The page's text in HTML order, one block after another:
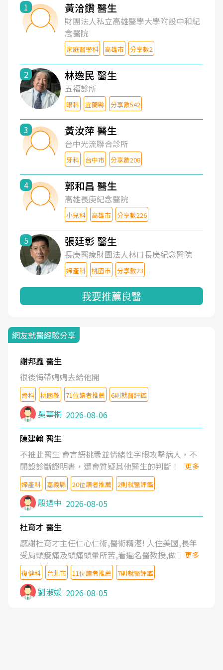
1 黃洽鑽 醫生
財團法人私立高雄醫學大學附設中和紀
念醫院
家庭醫學科 高雄市 分享數2
2 林逸民 醫生
五福診所
眼科 宜蘭縣 分享數542
3 黃汝萍 醫生
台中光流聯合診所
牙科 台中市 分享數208
4 郭和昌 醫生
高雄長庚紀念醫院
小兒科 高雄市 分享數226
5 張廷彰 醫生
長庚醫療財團法人林口長庚紀念醫院
婦產科 桃園市 分享數23
我要推薦良醫
網友就醫經驗分享
謝邦鑫 醫生
很後悔帶媽媽去給他開
骨科 桃園縣 71位讀者推薦 6則就醫評鑑
吳華桐 2026-08-06
陳建翰 醫生
不推此醫生 會言語挑釁並情緒性字眼攻擊病人，不
開設診斷證明書，還會質疑其他醫生的判斷！
更多
婦產科 嘉義縣 20位讀者推薦 2則就醫評鑑
殷迺中 2026-08-05
杜育才 醫生
感謝杜育才主任仁心仁術,醫術精湛! 人住美國,長年
受肩頸痠痛及頭痛頭暈所苦,看遍名醫教授,做了各種
檢查,也嘗試過西醫打針,中醫針灸及物理徒手治療都
沒有用,後來連吃到嗎啡類止痛藥都效果有限,只是壓
症狀,沒多久就痛起來,多年失眠嚴重影響生活品質.
台灣親友介紹忠孝醫院杜育才主任是頸頭症候群專
更多
復健科 台北市 11位讀者推薦 7則就醫評鑑
劉淑媛 2026-08-05